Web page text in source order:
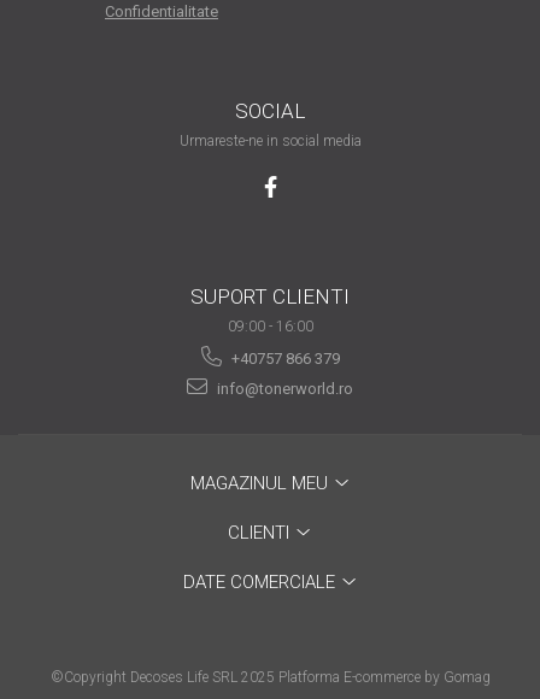
Confidentialitate
SOCIAL
Urmareste-ne in social media
SUPORT CLIENTI
09:00 - 16:00
+40757 866 379
info@tonerworld.ro
MAGAZINUL MEU
CLIENTI
DATE COMERCIALE
©Copyright Decoses Life SRL 2025 Platforma E-commerce by Gomag